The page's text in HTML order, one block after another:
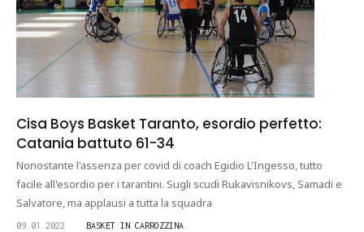
Cisa Boys Basket Taranto, esordio perfetto:
Catania battuto 61-34
Nonostante l'assenza per covid di coach Egidio L'Ingesso, tutto
facile all'esordio per i tarantini. Sugli scudi Rukavisnikovs, Samadi e
Salvatore, ma applausi a tutta la squadra
09.01.2022 BASKET IN CARROZZINA